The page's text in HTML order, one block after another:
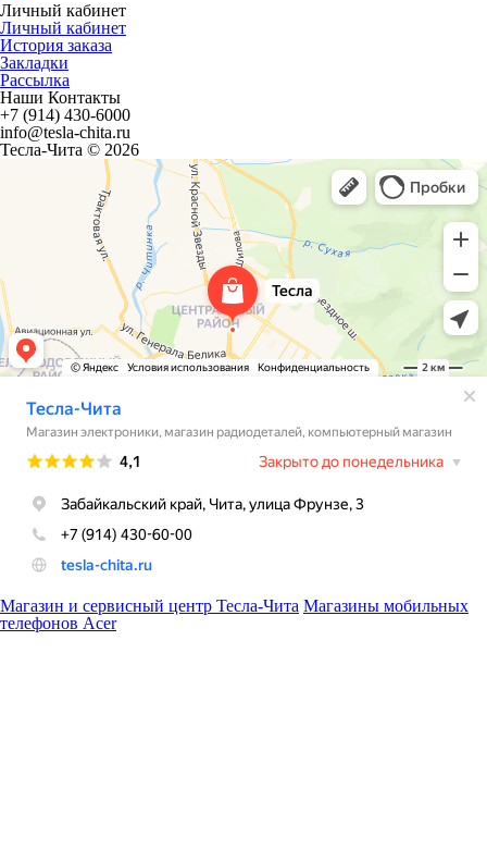
Личный кабинет
Личный кабинет
История заказа
Закладки
Рассылка
Наши Контакты
+7 (914) 430-6000
info@tesla-chita.ru
Тесла-Чита © 2026
Магазин и сервисный центр Тесла-Чита Магазины мобильных
телефонов Acer